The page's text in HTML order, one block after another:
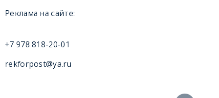
Реклама на сайте:
+7 978 818-20-01
rekforpost@ya.ru